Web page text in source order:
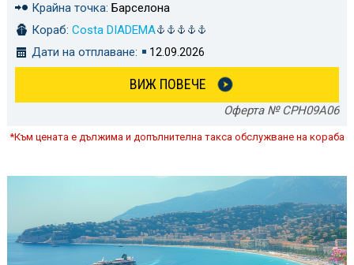
Крайна точка: Барселона
Кораб: Costa DIADEMA
Дати на отплаване:
12.09.2026
ВИЖ ПОВЕЧЕ
Оферта № CPH09A06
*Към цената е дължима и допълнителна такса обслужване на кораба